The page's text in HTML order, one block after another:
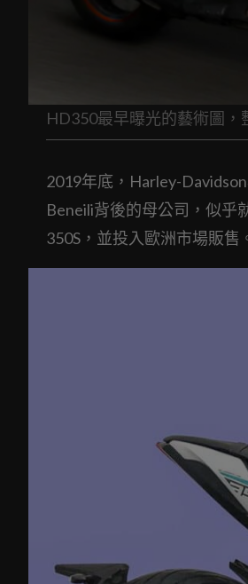
HD350最早曝光的藝術圖
2019年底，Harley-
Beneili背後的母公司，似乎
350S，並投入歐洲市場販售